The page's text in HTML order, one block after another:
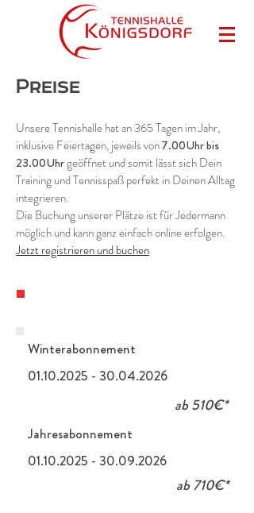
Preise
Unsere Tennishalle hat an 365 Tagen im Jahr,
inklusive Feiertagen, jeweils von7.00Uhr bis
23.00Uhrgeöffnet und somit lässt sich Dein
Training und Tennisspaß perfekt in Deinen Alltag
integrieren.
Die Buchung unserer Plätze ist für Jedermann
möglich und kann ganz einfach online erfolgen.
Jetzt registrieren und buchen
Winterabonnement
01.10.2025 - 30.04.2026
ab 510€*
Jahresabonnement
01.10.2025 - 30.09.2026
ab 710€*